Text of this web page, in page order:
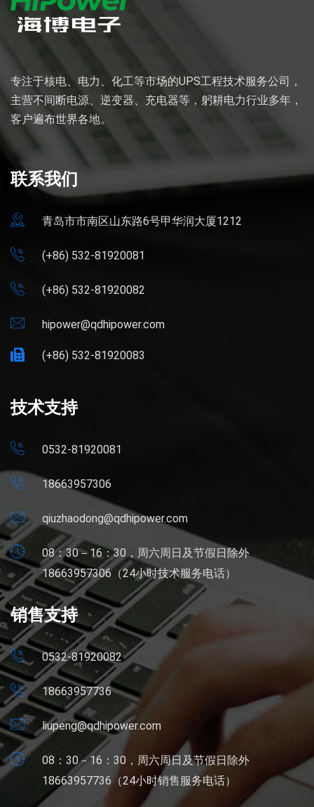
专注于核电、电力、化工等市场的UPS工程技术服务公司，
主营不间断电源、逆变器、充电器等，躬耕电力行业多年，
客户遍布世界各地。
联系我们
青岛市市南区山东路6号甲华润大厦1212
(+86) 532-81920081
(+86) 532-81920082
hipower@qdhipower.com
(+86) 532-81920083
技术支持
0532-81920081
18663957306
qiuzhaodong@qdhipower.com
08：30－16：30，周六周日及节假日除外
18663957306（24小时技术服务电话）
销售支持
0532-81920082
18663957736
liupeng@qdhipower.com
08：30－16：30，周六周日及节假日除外
18663957736（24小时销售服务电话）